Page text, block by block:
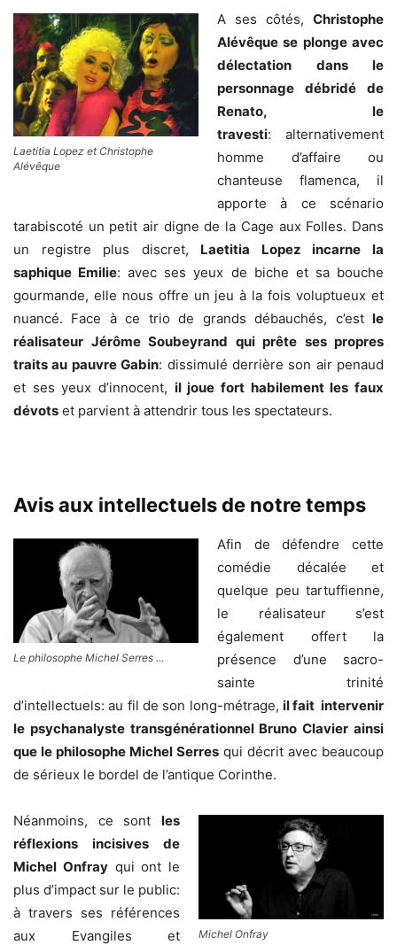
Laetitia Lopez et Christophe
Alévêque
A ses côtés, Christophe
Alévêque se plonge avec
délectation dans le
personnage débridé de
Renato, le
travesti: alternativement
homme d’affaire ou
chanteuse flamenca, il
apporte à ce scénario
tarabiscoté un petit air digne de la Cage aux Folles. Dans
un registre plus discret, Laetitia Lopez incarne la
saphique Emilie: avec ses yeux de biche et sa bouche
gourmande, elle nous offre un jeu à la fois voluptueux et
nuancé. Face à ce trio de grands débauchés, c’est le
réalisateur Jérôme Soubeyrand qui prête ses propres
traits au pauvre Gabin: dissimulé derrière son air penaud
et ses yeux d’innocent, il joue fort habilement les faux
dévots et parvient à attendrir tous les spectateurs.
Avis aux intellectuels de notre temps
Le philosophe Michel Serres …
Afin de défendre cette
comédie décalée et
quelque peu tartuffienne,
le réalisateur s’est
également offert la
présence d’une sacro-
sainte trinité
d’intellectuels: au fil de son long-métrage, il fait intervenir
le psychanalyste transgénérationnel Bruno Clavier ainsi
que le philosophe Michel Serres qui décrit avec beaucoup
de sérieux le bordel de l’antique Corinthe.
Michel Onfray
Néanmoins, ce sont les
réflexions incisives de
Michel Onfrayqui ont le
plus d’impact sur le public:
à travers ses références
aux Evangiles et